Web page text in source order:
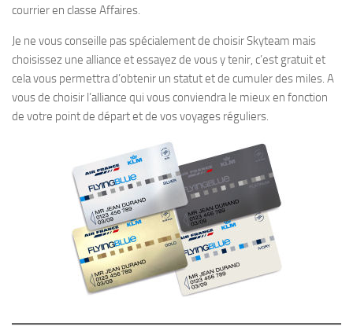
courrier en classe Affaires.
Je ne vous conseille pas spécialement de choisir Skyteam mais
choisissez une alliance et essayez de vous y tenir, c’est gratuit et
cela vous permettra d’obtenir un statut et de cumuler des miles. A
vous de choisir l’alliance qui vous conviendra le mieux en fonction
de votre point de départ et de vos voyages réguliers.